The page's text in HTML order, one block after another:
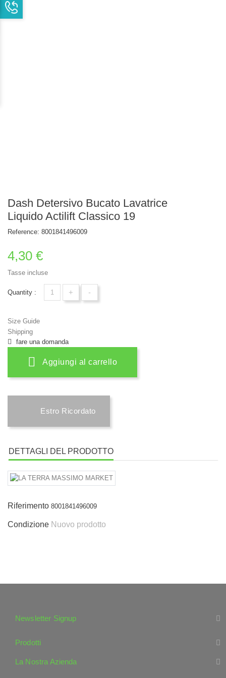
Dash Detersivo Bucato Lavatrice
Liquido Actilift Classico 19
Reference: 8001841496009
4,30 €
Tasse incluse
Quantity : + -
Size Guide
Shipping
fare una domanda
Aggiungi al carrello
Estro Ricordato
DETTAGLI DEL PRODOTTO
Riferimento 8001841496009
Condizione Nuovo prodotto
Newsletter Signup
Prodotti
La Nostra Azienda